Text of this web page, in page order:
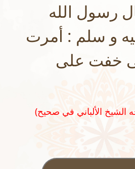
رسول الله
و سلم : أمرت
خفت على
(رواه الطبراني و صححه الشيخ الألباني في صحيح